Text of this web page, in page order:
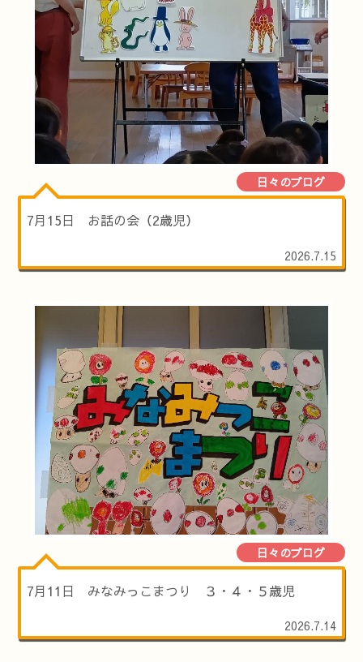
日々のブログ
7月15日 お話の会（2歳児）
2026.7.15
日々のブログ
7月11日 みなみっこまつり ３・４・５歳児
2026.7.14